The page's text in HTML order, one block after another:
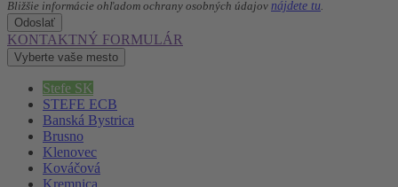
Bližšie informácie ohľadom ochrany osobných údajov nájdete tu
Odoslať
KONTAKTNÝ FORMULÁR
Vyberte vaše mesto
Stefe SK
STEFE ECB
Banská Bystrica
Brusno
Klenovec
Kováčová
Kremnica